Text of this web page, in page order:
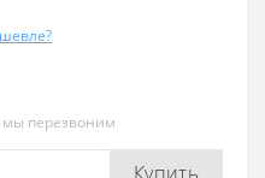
перезвоним